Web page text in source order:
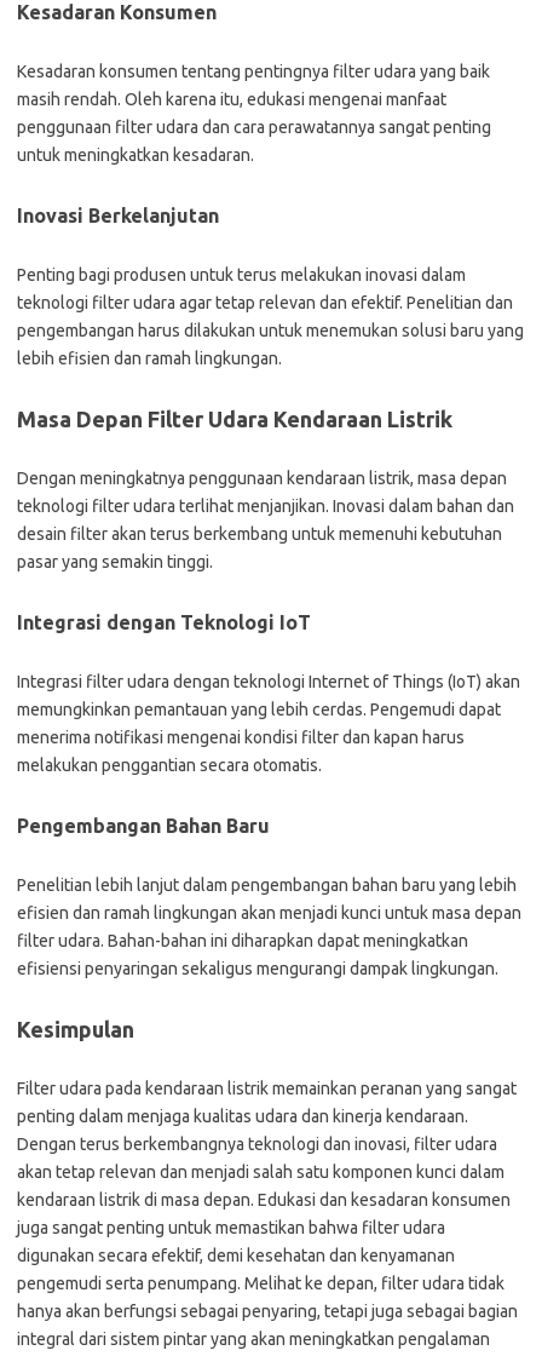
Kesadaran Konsumen
Kesadaran konsumen tentang pentingnya filter udara yang baik
masih rendah. Oleh karena itu, edukasi mengenai manfaat
penggunaan filter udara dan cara perawatannya sangat penting
untuk meningkatkan kesadaran.
Inovasi Berkelanjutan
Penting bagi produsen untuk terus melakukan inovasi dalam
teknologi filter udara agar tetap relevan dan efektif. Penelitian dan
pengembangan harus dilakukan untuk menemukan solusi baru yang
lebih efisien dan ramah lingkungan.
Masa Depan Filter Udara Kendaraan Listrik
Dengan meningkatnya penggunaan kendaraan listrik, masa depan
teknologi filter udara terlihat menjanjikan. Inovasi dalam bahan dan
desain filter akan terus berkembang untuk memenuhi kebutuhan
pasar yang semakin tinggi.
Integrasi dengan Teknologi IoT
Integrasi filter udara dengan teknologi Internet of Things (IoT) akan
memungkinkan pemantauan yang lebih cerdas. Pengemudi dapat
menerima notifikasi mengenai kondisi filter dan kapan harus
melakukan penggantian secara otomatis.
Pengembangan Bahan Baru
Penelitian lebih lanjut dalam pengembangan bahan baru yang lebih
efisien dan ramah lingkungan akan menjadi kunci untuk masa depan
filter udara. Bahan-bahan ini diharapkan dapat meningkatkan
efisiensi penyaringan sekaligus mengurangi dampak lingkungan.
Kesimpulan
Filter udara pada kendaraan listrik memainkan peranan yang sangat
penting dalam menjaga kualitas udara dan kinerja kendaraan.
Dengan terus berkembangnya teknologi dan inovasi, filter udara
akan tetap relevan dan menjadi salah satu komponen kunci dalam
kendaraan listrik di masa depan. Edukasi dan kesadaran konsumen
juga sangat penting untuk memastikan bahwa filter udara
digunakan secara efektif, demi kesehatan dan kenyamanan
pengemudi serta penumpang. Melihat ke depan, filter udara tidak
hanya akan berfungsi sebagai penyaring, tetapi juga sebagai bagian
integral dari sistem pintar yang akan meningkatkan pengalaman